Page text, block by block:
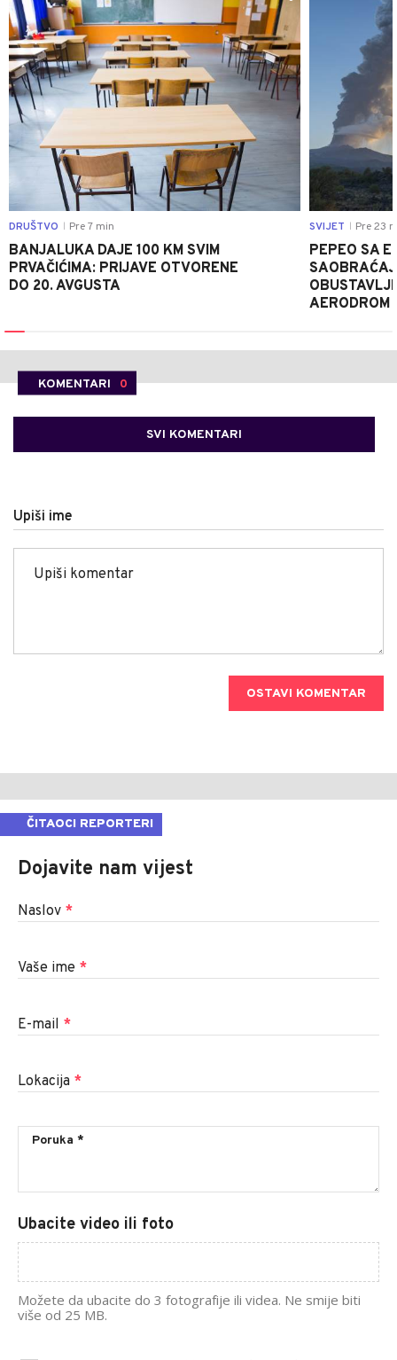
DRUŠTVO Pre 7 min
BANJALUKA DAJE 100 KM SVIM
PRVAČIĆIMA: PRIJAVE OTVORENE
DO 20. AVGUSTA
SVIJET Pre 23
PEPEO SA
AERODROM
KOMENTARI 0
SVI KOMENTARI
Upiši ime
OSTAVI KOMENTAR
ČITAOCI REPORTERI
Dojavite nam vijest
Naslov *
Vaše ime *
E-mail *
Lokacija *
Ubacite video ili foto
Možete da ubacite do 3 fotografije ili videa. Ne smije biti
više od 25 MB.